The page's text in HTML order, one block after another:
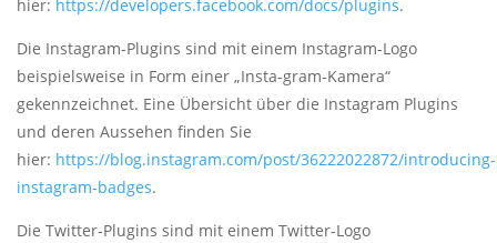
hier: https://developers.facebook.com/docs/plugins.
Die Instagram-Plugins sind mit einem Instagram-Logo
beispielsweise in Form einer „Insta-gram-Kamera“
gekennzeichnet. Eine Übersicht über die Instagram Plugins
und deren Aussehen finden Sie
hier: https://blog.instagram.com/post/36222022872/introducing-
instagram-badges.
Die Twitter-Plugins sind mit einem Twitter-Logo